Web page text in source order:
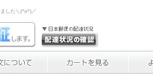
した＼(^o^)／